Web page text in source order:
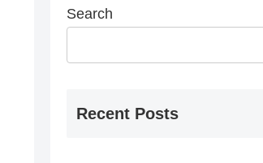
Search
Recent Posts